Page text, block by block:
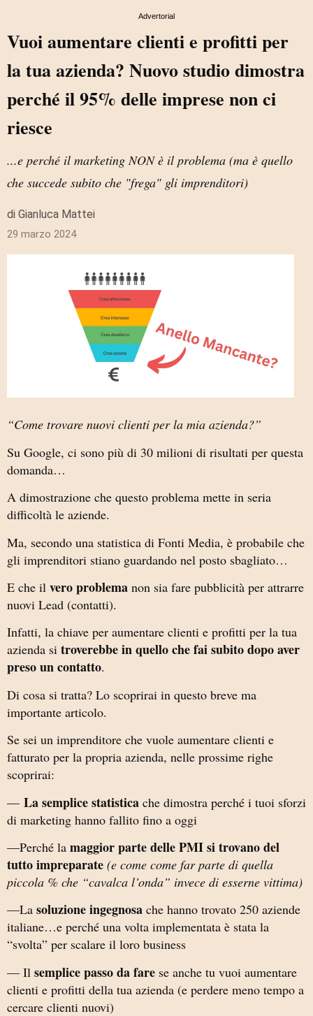
Advertorial
Vuoi aumentare clienti e profitti per
la tua azienda? Nuovo studio dimostra
perché il 95% delle imprese non ci
riesce
...e perché il marketing NON è il problema (ma è quello
che succede subito che "frega" gli imprenditori)
di Gianluca Mattei
29 marzo 2024
“Come trovare nuovi clienti per la mia azienda?”
Su Google, ci sono più di 30 milioni di risultati per questa
domanda…
A dimostrazione che questo problema mette in seria
difficoltà le aziende.
Ma, secondo una statistica di Fonti Media, è probabile che
gli imprenditori stiano guardando nel posto sbagliato…
E che il vero problema non sia fare pubblicità per attrarre
nuovi Lead (contatti).
Infatti, la chiave per aumentare clienti e profitti per la tua
azienda si troverebbe in quello che fai subito dopo aver
preso un contatto.
Di cosa si tratta? Lo scoprirai in questo breve ma
importante articolo.
Se sei un imprenditore che vuole aumentare clienti e
fatturato per la propria azienda, nelle prossime righe
scoprirai:
— La semplice statistica che dimostra perché i tuoi sforzi
di marketing hanno fallito fino a oggi
—Perché la maggior parte delle PMI si trovano del
tutto impreparate (e come come far parte di quella
piccola % che “cavalca l’onda” invece di esserne vittima)
—La soluzione ingegnosa che hanno trovato 250 aziende
italiane…e perché una volta implementata è stata la
“svolta” per scalare il loro business
— Il semplice passo da fare se anche tu vuoi aumentare
clienti e profitti della tua azienda (e perdere meno tempo a
cercare clienti nuovi)